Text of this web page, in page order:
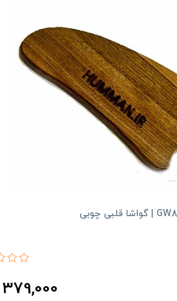
379,000